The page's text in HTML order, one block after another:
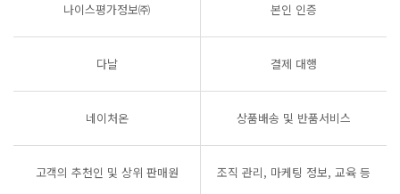
나이스평가정보㈜ 본인 인증
다날 결제 대행
네이처온 상품배송 및 반품서비스
고객의 추천인 및 상위 판매원 조직 관리, 마케팅 정보, 교육 등